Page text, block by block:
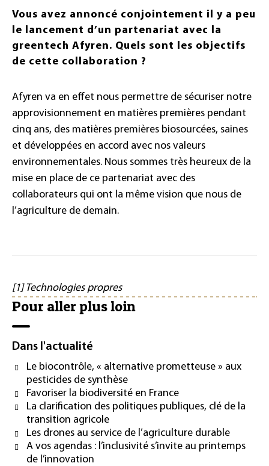
Vous avez annoncé conjointement il y a peu
le lancement d’un partenariat avec la
greentech Afyren. Quels sont les objectifs
de cette collaboration ?
Afyren va en effet nous permettre de sécuriser notre
approvisionnement en matières premières pendant
cinq ans, des matières premières biosourcées, saines
et développées en accord avec nos valeurs
environnementales. Nous sommes très heureux de la
mise en place de ce partenariat avec des
collaborateurs qui ont la même vision que nous de
l’agriculture de demain.
[1] Technologies propres
Pour aller plus loin
Dans l'actualité
Le biocontrôle, « alternative prometteuse » aux
pesticides de synthèse
Favoriser la biodiversité en France
La clarification des politiques publiques, clé de la
transition agricole
Les drones au service de l’agriculture durable
A vos agendas : l’inclusivité s’invite au printemps
de l’innovation